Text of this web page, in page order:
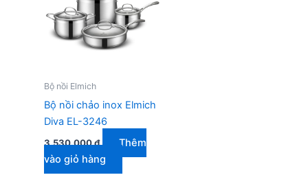
Bộ nồi Elmich
Bộ nồi chảo inox Elmich
Diva EL-3246
3.530.000₫
Thêm
vào giỏ hàng